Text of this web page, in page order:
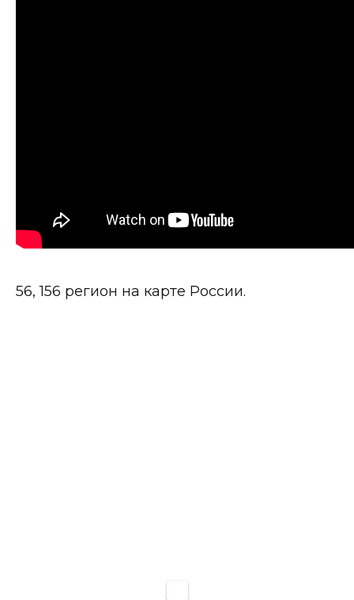
56, 156 регион на карте России.